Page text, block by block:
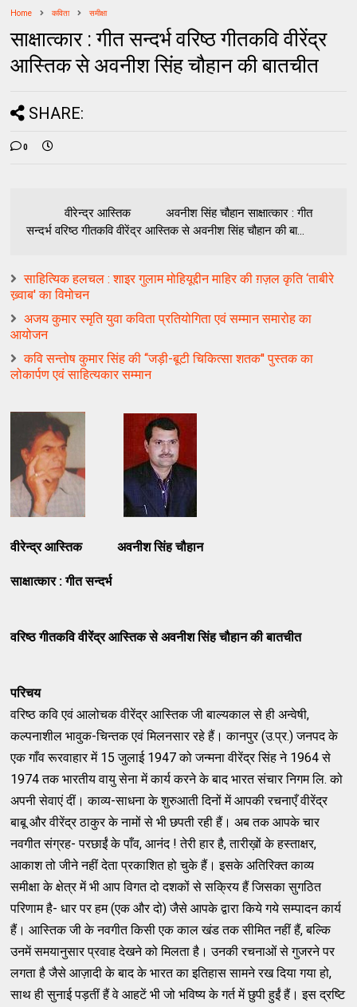
Home कविता समीक्षा
साक्षात्कार : गीत सन्दर्भ वरिष्ठ गीतकवि वीरेंद्र
आस्तिक से अवनीश सिंह चौहान की बातचीत
SHARE:
0
वीरेन्द्र आस्तिक अवनीश सिंह चौहान साक्षात्कार : गीत
सन्दर्भ वरिष्ठ गीतकवि वीरेंद्र आस्तिक से अवनीश सिंह चौहान की बा...
साहित्यिक हलचल : शाइर गुलाम मोहियूद्दीन माहिर की ग़ज़ल कृति ‘ताबीरे
ख्‍़वाब' का विमोचन
अजय कुमार स्मृति युवा कविता प्रतियोगिता एवं सम्मान समारोह का
आयोजन
कवि सन्‍तोष कुमार सिंह की ‘‘जड़ी-बूटी चिकित्‍सा शतक'' पुस्‍तक का
लोकार्पण एवं साहित्‍यकार सम्‍मान
वीरेन्द्र आस्तिक अवनीश सिंह चौहान
साक्षात्कार : गीत सन्दर्भ
वरिष्ठ गीतकवि वीरेंद्र आस्तिक से अवनीश सिंह चौहान की बातचीत
परिचय
वरिष्ठ कवि एवं आलोचक वीरेंद्र आस्तिक जी बाल्यकाल से ही अन्वेषी,
कल्पनाशील भावुक-चिन्तक एवं मिलनसार रहे हैं। कानपुर (उ.प्र.) जनपद के
एक गाँव रूरवाहार में 15 जुलाई 1947 को जन्मना वीरेंद्र सिंह ने 1964 से
1974 तक भारतीय वायु सेना में कार्य करने के बाद भारत संचार निगम लि. को
अपनी सेवाएं दीं। काव्य-साधना के शुरुआती दिनों में आपकी रचनाएँ वीरेंद्र
बाबू और वीरेंद्र ठाकुर के नामों से भी छपती रही हैं। अब तक आपके चार
नवगीत संग्रह- परछाईं के पाँव, आनंद ! तेरी हार है, तारीख़ों के हस्ताक्षर,
आकाश तो जीने नहीं देता प्रकाशित हो चुके हैं। इसके अतिरिक्त काव्य
समीक्षा के क्षेत्र में भी आप विगत दो दशकों से सक्रिय हैं जिसका सुगठित
परिणाम है- धार पर हम (एक और दो) जैसे आपके द्वारा किये गये सम्पादन कार्य
हैं। आस्तिक जी के नवगीत किसी एक काल खंड तक सीमित नहीं हैं, बल्कि
उनमें समयानुसार प्रवाह देखने को मिलता है। उनकी रचनाओं से गुजरने पर
लगता है जैसे आज़ादी के बाद के भारत का इतिहास सामने रख दिया गया हो,
साथ ही सुनाई पड़तीं हैं वे आहटें भी जो भविष्य के गर्त में छुपी हुईं हैं। इस द्रष्टि